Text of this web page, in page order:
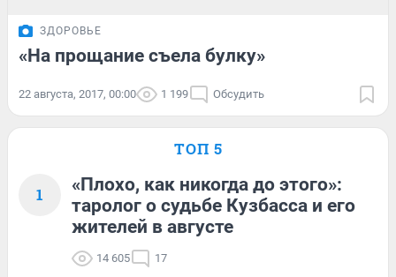
ЗДОРОВЬЕ
«На прощание съела булку»
22 августа, 2017, 00:00 1 199 Обсудить
ТОП 5
1
«Плохо, как никогда до этого»:
таролог о судьбе Кузбасса и его
жителей в августе
14 605 17